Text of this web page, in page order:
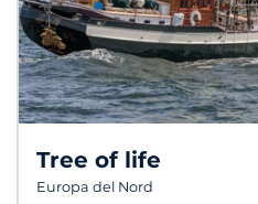
Tree of life
Europa del Nord